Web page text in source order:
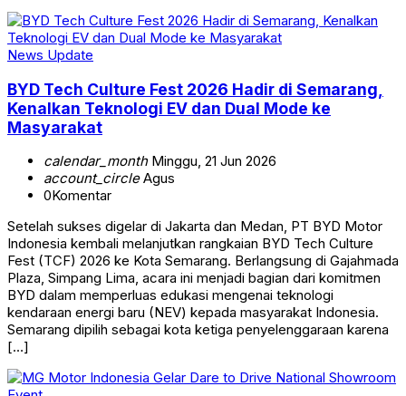
News Update
BYD Tech Culture Fest 2026 Hadir di Semarang,
Kenalkan Teknologi EV dan Dual Mode ke
Masyarakat
calendar_monthMinggu, 21 Jun 2026
account_circleAgus
0Komentar
Setelah sukses digelar di Jakarta dan Medan, PT BYD Motor
Indonesia kembali melanjutkan rangkaian BYD Tech Culture
Fest (TCF) 2026 ke Kota Semarang. Berlangsung di Gajahmada
Plaza, Simpang Lima, acara ini menjadi bagian dari komitmen
BYD dalam memperluas edukasi mengenai teknologi
kendaraan energi baru (NEV) kepada masyarakat Indonesia.
Semarang dipilih sebagai kota ketiga penyelenggaraan karena
[…]